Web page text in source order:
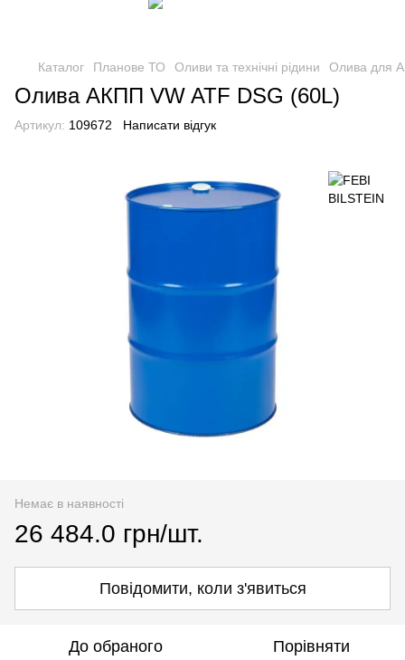
Каталог Планове ТО Оливи та технічні рідини Олива для
Олива АКПП VW ATF DSG (60L)
Артикул: 109672 Написати відгук
Немає в наявності
26 484.0 грн/шт.
Повідомити, коли з'явиться
До обраного Порівняти